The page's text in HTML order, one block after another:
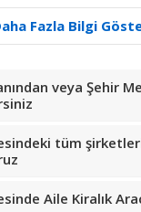
Fazla Bilgi
veya Şehir
tüm
Aile Kiralık